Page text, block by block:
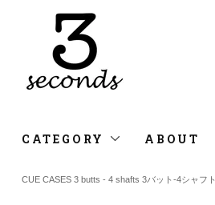
CATEGORY ABOUT
CUE CASES 3 butts - 4 shafts 3バット-4シャフト